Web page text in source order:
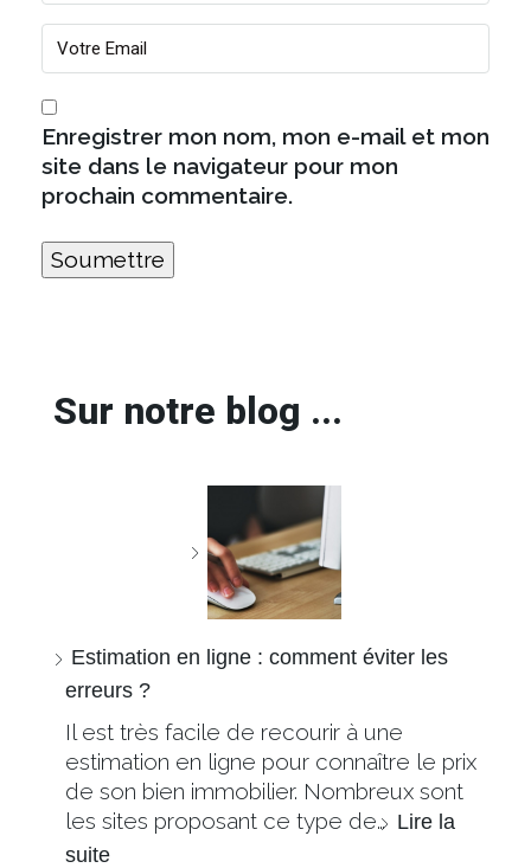
Enregistrer mon nom, mon e-mail et mon
site dans le navigateur pour mon
prochain commentaire.
Sur notre blog ...
Estimation en ligne : comment éviter les
erreurs ?
Il est très facile de recourir à une
estimation en ligne pour connaître le prix
de son bien immobilier. Nombreux sont
les sites proposant ce type de… Lire la
suite